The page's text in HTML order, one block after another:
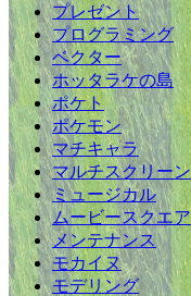
プレゼント
プログラミング
ベクター
ホッタラケの島
ポケト
ポケモン
マチキャラ
マルチスクリーン
ミュージカル
ムービースクエア
メンテナンス
モカイヌ
モデリング